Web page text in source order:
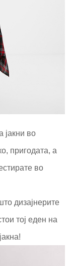
јакни во
пригодата, а
во
дизајнерите
тој еден на